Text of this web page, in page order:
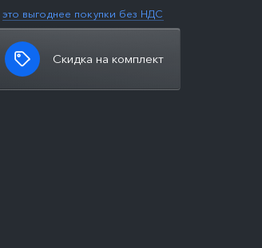
это выгоднее покупки без НДС
Скидка на комплект